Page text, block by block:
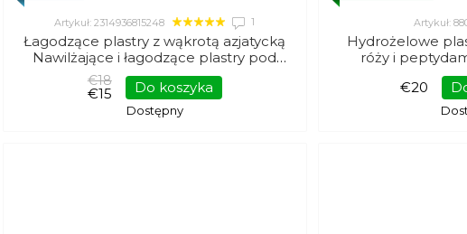
Artykuł: 2314936815248 1
Łagodzące plastry z wąkrotą azjatycką
Nawilżające i łagodzące plastry pod
oczy Hillary 60 szt. 90 g
€18
€15 Do koszyka
Dostępny
Artykuł:
Hydrożelowe
róży i
Peptide 9
€20